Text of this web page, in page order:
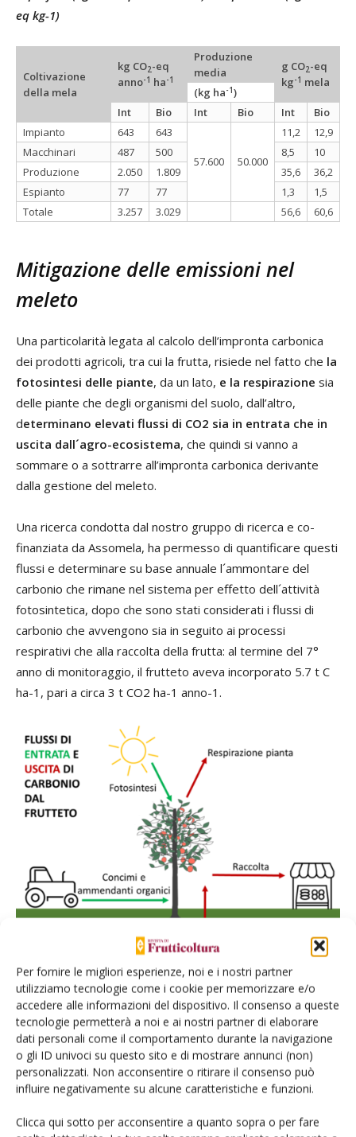
Per fornire le migliori esperienze, noi e i nostri partner
utilizziamo tecnologie come i cookie per memorizzare e/o
accedere alle informazioni del dispositivo. Il consenso a queste
tecnologie permetterà a noi e ai nostri partner di elaborare
dati personali come il comportamento durante la navigazione
o gli ID univoci su questo sito e di mostrare annunci (non)
personalizzati. Non acconsentire o ritirare il consenso può
influire negativamente su alcune caratteristiche e funzioni.
Clicca qui sotto per acconsentire a quanto sopra o per fare
eq kg-1)
Coltivazione
della mela
kg CO2-eq
anno-1 ha-1
Produzione
media
g CO2-eq
kg-1 mela
(kg ha-1)
Int
Bio Int Bio Int
Bio
Impianto
643 643
57.600 50.000
11,2
12,9
Macchinari
487 500 8,5
10
Produzione
2.050 1.809 35,6
36,2
Espianto
77 77 1,3
1,5
Totale
3.257 3.029 56,6 60,6
Mitigazione delle emissioni nel
meleto
Una particolarità legata al calcolo dell’impronta carbonica
dei prodotti agricoli, tra cui la frutta, risiede nel fatto che la
fotosintesi delle piante, da un lato, e la respirazione sia
delle piante che degli organismi del suolo, dall’altro,
determinano elevati flussi di CO2 sia in entrata che in
uscita dall´agro-ecosistema, che quindi si vanno a
sommare o a sottrarre all’impronta carbonica derivante
dalla gestione del meleto.
Una ricerca condotta dal nostro gruppo di ricerca e co-
finanziata da Assomela, ha permesso di quantificare questi
flussi e determinare su base annuale l´ammontare del
carbonio che rimane nel sistema per effetto dell´attività
fotosintetica, dopo che sono stati considerati i flussi di
carbonio che avvengono sia in seguito ai processi
respirativi che alla raccolta della frutta: al termine del 7°
anno di monitoraggio, il frutteto aveva incorporato 5.7 t C
ha-1, pari a circa 3 t CO2 ha-1 anno-1.
Principali flussi di carbonio in entrate e in uscita dal frutteto
Per capire la natura e la durata di questo sequestro di
carbonio è doveroso chiedersidove è stato stoccato il
carbonio?Studi di allocazione della biomassa ci aiutano a
rispondere a questa domanda.
Gli scambi di carbonio a livello di ecosistema sono molto